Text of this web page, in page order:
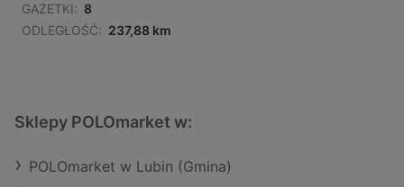
GAZETKI: 8
ODLEGŁOŚĆ: 237,88 km
Sklepy POLOmarket w:
POLOmarket w Lubin (Gmina)